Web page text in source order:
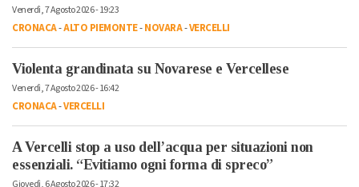
Venerdì, 7 Agosto 2026 - 19:23
CRONACA-ALTO PIEMONTE-NOVARA-VERCELLI
Violenta grandinata su Novarese e Vercellese
Venerdì, 7 Agosto 2026 - 16:42
CRONACA-VERCELLI
A Vercelli stop a uso dell’acqua per situazioni non
essenziali. “Evitiamo ogni forma di spreco”
Giovedì, 6 Agosto 2026 - 17:32